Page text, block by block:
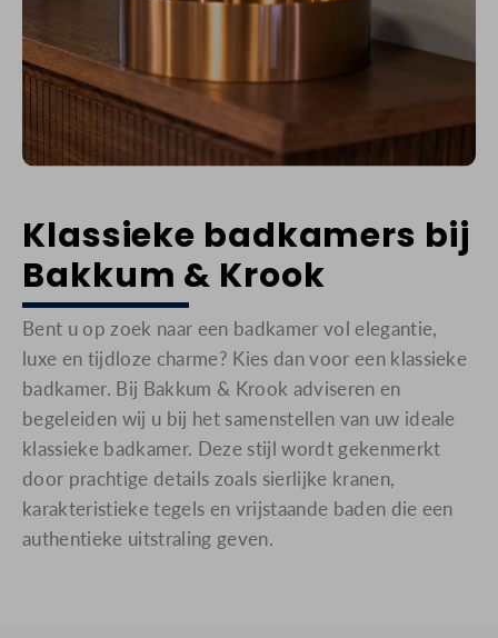
Klassieke badkamers bij
Bakkum & Krook
Bent u op zoek naar een badkamer vol elegantie,
luxe en tijdloze charme? Kies dan voor een klassieke
badkamer. Bij Bakkum & Krook adviseren en
begeleiden wij u bij het samenstellen van uw ideale
klassieke badkamer. Deze stijl wordt gekenmerkt
door prachtige details zoals sierlijke kranen,
karakteristieke tegels en vrijstaande baden die een
authentieke uitstraling geven.